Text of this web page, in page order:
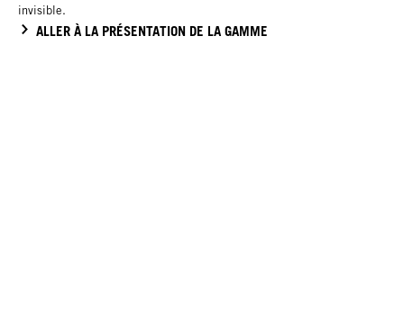
invisible.
ALLER À LA PRÉSENTATION DE LA GAMME